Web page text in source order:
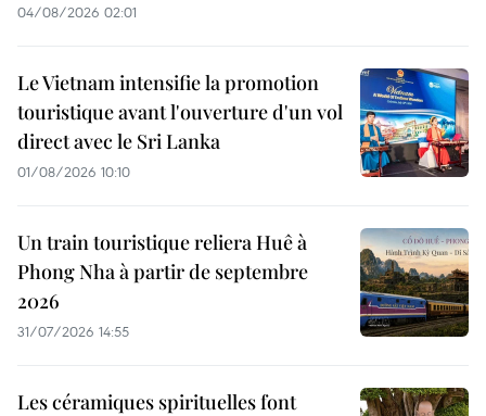
04/08/2026 02:01
Le Vietnam intensifie la promotion
touristique avant l'ouverture d'un vol
direct avec le Sri Lanka
01/08/2026 10:10
Un train touristique reliera Huê à
Phong Nha à partir de septembre
2026
31/07/2026 14:55
Les céramiques spirituelles font